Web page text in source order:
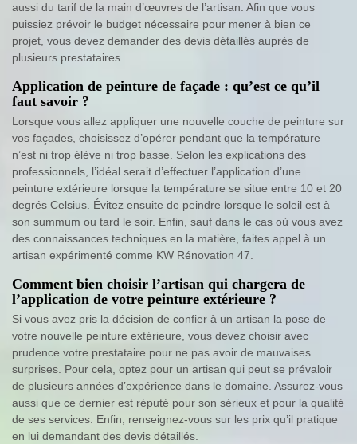
aussi du tarif de la main d’œuvres de l’artisan. Afin que vous
puissiez prévoir le budget nécessaire pour mener à bien ce
projet, vous devez demander des devis détaillés auprès de
plusieurs prestataires.
Application de peinture de façade : qu’est ce qu’il
faut savoir ?
Lorsque vous allez appliquer une nouvelle couche de peinture sur
vos façades, choisissez d’opérer pendant que la température
n’est ni trop élève ni trop basse. Selon les explications des
professionnels, l’idéal serait d’effectuer l’application d’une
peinture extérieure lorsque la température se situe entre 10 et 20
degrés Celsius. Évitez ensuite de peindre lorsque le soleil est à
son summum ou tard le soir. Enfin, sauf dans le cas où vous avez
des connaissances techniques en la matière, faites appel à un
artisan expérimenté comme KW Rénovation 47.
Comment bien choisir l’artisan qui chargera de
l’application de votre peinture extérieure ?
Si vous avez pris la décision de confier à un artisan la pose de
votre nouvelle peinture extérieure, vous devez choisir avec
prudence votre prestataire pour ne pas avoir de mauvaises
surprises. Pour cela, optez pour un artisan qui peut se prévaloir
de plusieurs années d’expérience dans le domaine. Assurez-vous
aussi que ce dernier est réputé pour son sérieux et pour la qualité
de ses services. Enfin, renseignez-vous sur les prix qu’il pratique
en lui demandant des devis détaillés.